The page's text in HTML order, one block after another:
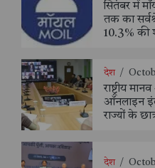
सितंबर में
तक का
10.3% की
देश /
राष्ट्रीय
ऑनलाइन
राज्यों के
देश /